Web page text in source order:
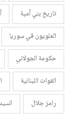
تاريخ بني أمية
العلويون في سوريا
حكومة الجولاني
القوات اللبنانية
رامز جلال